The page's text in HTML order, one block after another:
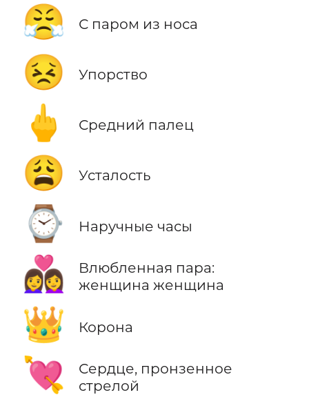
😤 С паром из носа
😣 Упорство
🖕 Средний палец
😩 Усталость
⌚ Наручные часы
👩‍❤️‍👩
Влюбленная пара:
женщина женщина
👑 Корона
💘
Сердце, пронзенное
стрелой